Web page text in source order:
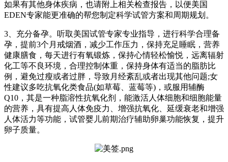
如果有其他身体疾病，也请附上相关检查报告，以便美国
EDEN专家能更准确的帮您制定科学试管方案和周期规划。
3、充分备孕。听取美国试管专家专业指导，进行科学合理备
孕，提前3个月戒烟酒，减少工作压力，保持充足睡眠，营养
健康膳食，每天进行有氧锻炼，保持心情轻松愉悦，远离辐射
化工等不良环境，合理控制体重，保持身体有适当的脂肪比
例，避免过瘦或者过胖，导致月经紊乱或者出现其他问题;女
性建议多吃抗氧化类食品(如草莓、蓝莓等)，或服用辅酶
Q10，其是一种脂溶性抗氧化剂，能激活人体细胞和细胞能量
的营养，具有提高人体免疫力、增强抗氧化、延缓衰老和增强
人体活力等功能，试管婴儿前期治疗辅助卵巢功能恢复，提升
卵子质量。